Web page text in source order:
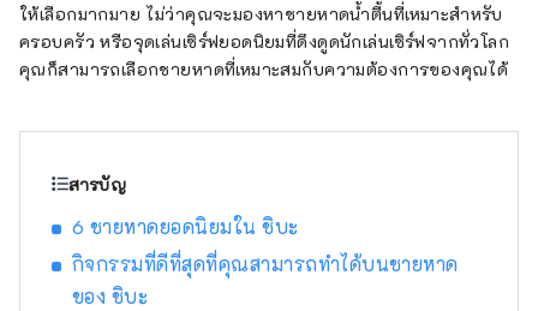
ให้เลือกมากมาย ไม่ว่าคุณจะมองหาชายหาดน้ำตื้นที่เหมาะสำหรับ
ครอบครัว หรือจุดเล่นเซิร์ฟยอดนิยมที่ดึงดูดนักเล่นเซิร์ฟจากทั่วโลก
คุณก็สามารถเลือกชายหาดที่เหมาะสมกับความต้องการของคุณได้
สารบัญ
6 ชายหาดยอดนิยมใน ชิบะ
กิจกรรมที่ดีที่สุดที่คุณสามารถทำได้บนชายหาด
ของ ชิบะ